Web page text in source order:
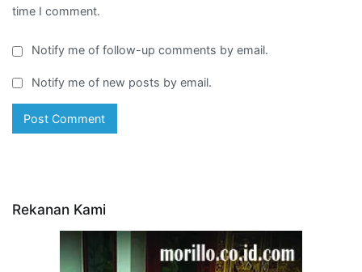
time I comment.
Notify me of follow-up comments by email.
Notify me of new posts by email.
Rekanan Kami